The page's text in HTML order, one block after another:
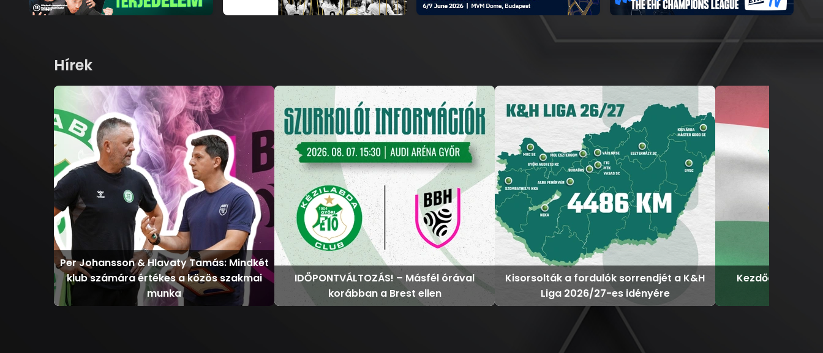
Hírek
Per Johansson & Hlavaty Tamás: Mindkét
klub számára értékes a közös szakmai
munka
IDŐPONTVÁLTOZÁS! – Másfél órával
korábban a Brest ellen
Kisorsolták a fordulók sorrendjét a K&H
Liga 2026/27-es idényére
Kezdődik az